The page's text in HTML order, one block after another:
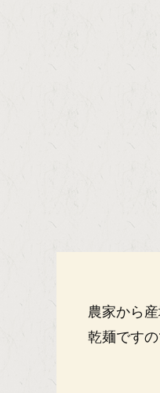
農家から
乾麺です